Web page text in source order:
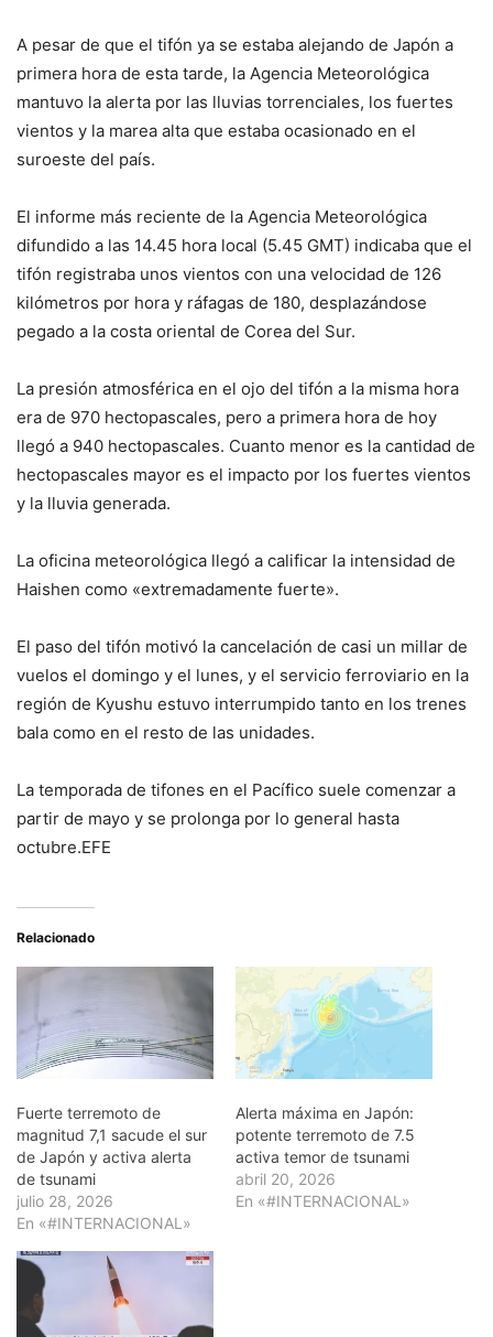
A pesar de que el tifón ya se estaba alejando de Japón a
primera hora de esta tarde, la Agencia Meteorológica
mantuvo la alerta por las lluvias torrenciales, los fuertes
vientos y la marea alta que estaba ocasionado en el
suroeste del país.
El informe más reciente de la Agencia Meteorológica
difundido a las 14.45 hora local (5.45 GMT) indicaba que el
tifón registraba unos vientos con una velocidad de 126
kilómetros por hora y ráfagas de 180, desplazándose
pegado a la costa oriental de Corea del Sur.
La presión atmosférica en el ojo del tifón a la misma hora
era de 970 hectopascales, pero a primera hora de hoy
llegó a 940 hectopascales. Cuanto menor es la cantidad de
hectopascales mayor es el impacto por los fuertes vientos
y la lluvia generada.
La oficina meteorológica llegó a calificar la intensidad de
Haishen como «extremadamente fuerte».
El paso del tifón motivó la cancelación de casi un millar de
vuelos el domingo y el lunes, y el servicio ferroviario en la
región de Kyushu estuvo interrumpido tanto en los trenes
bala como en el resto de las unidades.
La temporada de tifones en el Pacífico suele comenzar a
partir de mayo y se prolonga por lo general hasta
octubre.EFE
Relacionado
Fuerte terremoto de
magnitud 7,1 sacude el sur
de Japón y activa alerta
de tsunami
julio 28, 2026
En «#INTERNACIONAL»
Alerta máxima en Japón:
potente terremoto de 7.5
activa temor de tsunami
abril 20, 2026
En «#INTERNACIONAL»